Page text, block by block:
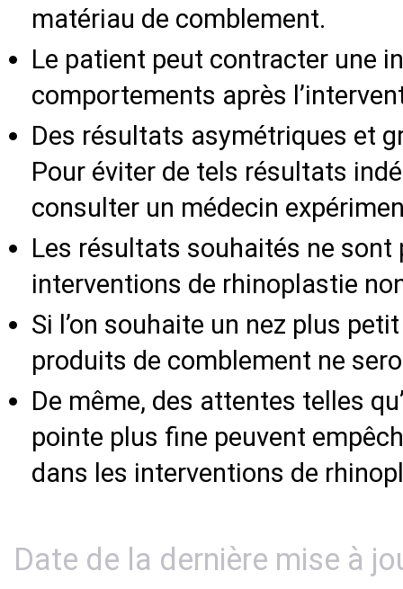
matériau de comblement.
Le patient peut contracter une
comportements après
Des résultats asymétriques et
Pour éviter de tels résultats
consulter un médecin
Les résultats souhaités ne
interventions de rhinoplastie
Si l’on souhaite un nez plus
produits de comblement ne
De même, des attentes telles
pointe plus fine peuvent
dans les interventions de
Date de la dernière mise à